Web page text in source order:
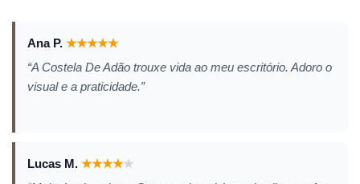
Ana P. ★★★★★
“A Costela De Adão trouxe vida ao meu escritório. Adoro o
visual e a praticidade.”
Lucas M. ★★★★★